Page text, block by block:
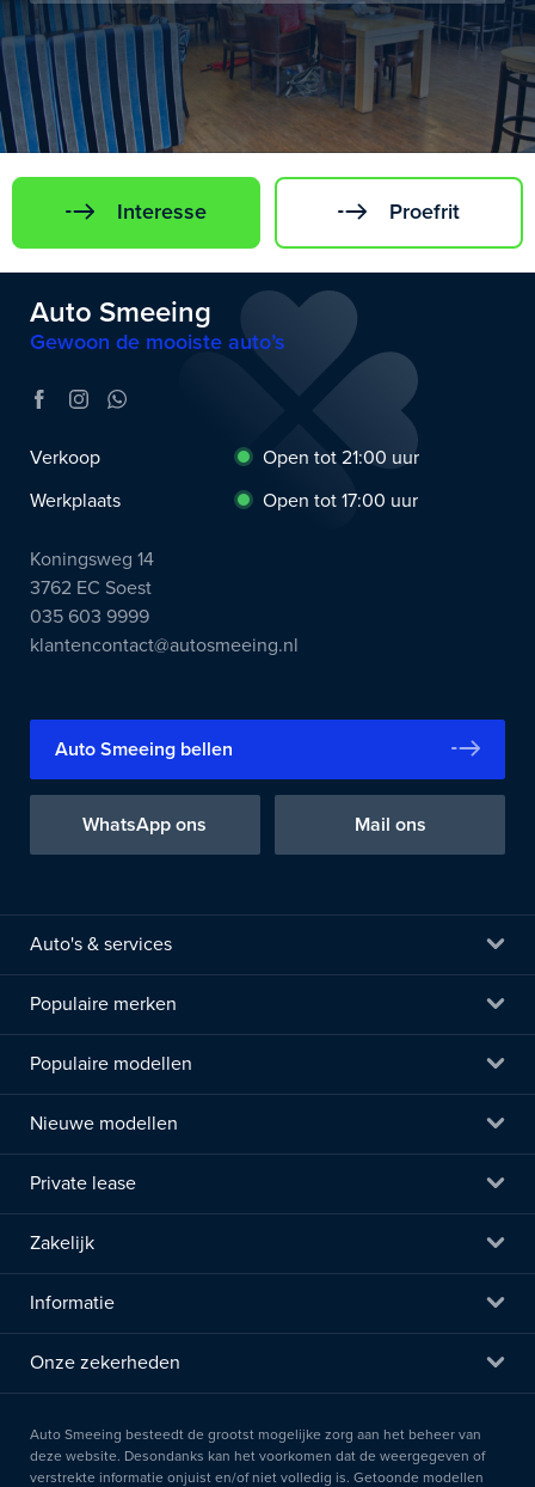
Interesse Proefrit
Auto Smeeing
Gewoon de mooiste auto’s
Verkoop
Open tot 21:00 uur
Werkplaats
Open tot 17:00 uur
Koningsweg 14
3762 EC Soest
035 603 9999
klantencontact@autosmeeing.nl
Auto Smeeing bellen
WhatsApp ons Mail ons
Auto's & services
Populaire merken
Populaire modellen
Nieuwe modellen
Private lease
Zakelijk
Informatie
Onze zekerheden
Auto Smeeing besteedt de grootst mogelijke zorg aan het beheer van
deze website. Desondanks kan het voorkomen dat de weergegeven of
verstrekte informatie onjuist en/of niet volledig is. Getoonde modellen